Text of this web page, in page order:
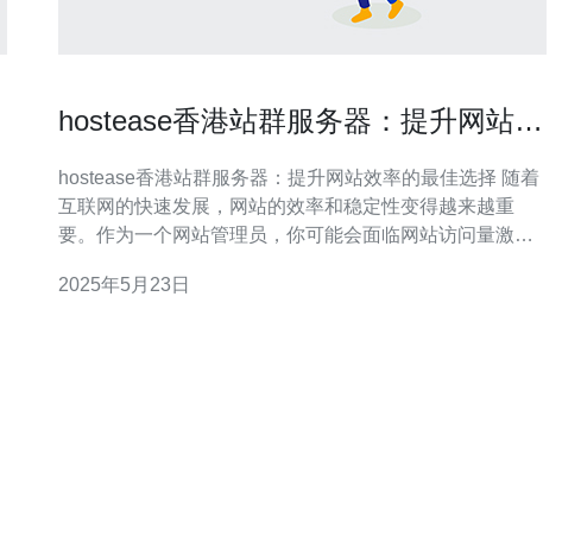
hostease香港站群服务器：提升网站效
hostease香港站群服务器：提升网站效率的最佳选择 随着
互联网的快速发展，网站的效率和稳定性变得越来越重
要。作为一个网站管理员，你可能会面临网站访问量激
高效稳定的服务器就显得尤为重要。hostease香港站群服
2025年5月23日